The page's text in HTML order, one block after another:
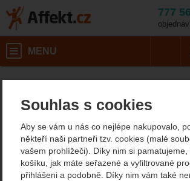
Souhlas s cookies
Aby se vám u nás co nejlépe nakupovalo,
někteří naši partneři tzv. cookies (malé
vašem prohlížeči). Díky nim si pamatujeme,
košíku, jak máte seřazené a vyfiltrované
přihlášeni a podobně. Díky nim vám také
777
MENU
Singing Rock
Singing Rock Ultima
Fotografie